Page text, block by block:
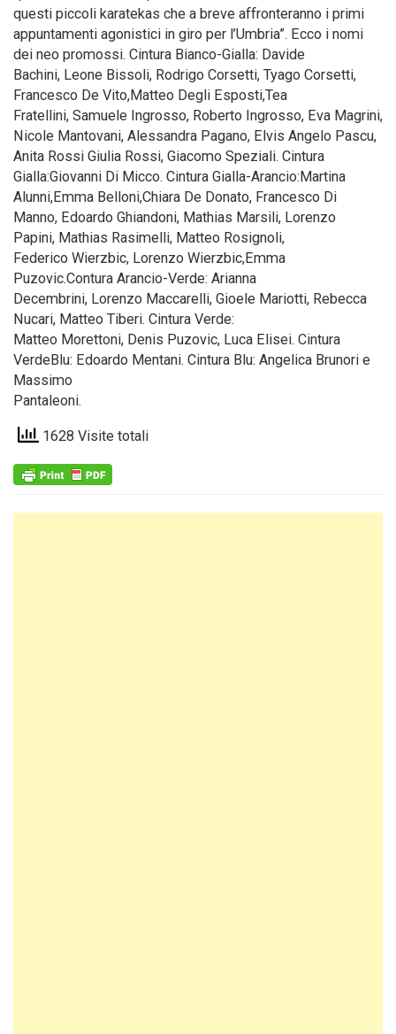
questi piccoli karatekas che a breve affronteranno i primi
appuntamenti agonistici in giro per l’Umbria”. Ecco i nomi
dei neo promossi. Cintura Bianco-Gialla: Davide
Bachini, Leone Bissoli, Rodrigo Corsetti, Tyago Corsetti,
Francesco De Vito,Matteo Degli Esposti,Tea
Fratellini, Samuele Ingrosso, Roberto Ingrosso, Eva Magrini,
Nicole Mantovani, Alessandra Pagano, Elvis Angelo Pascu,
Anita Rossi Giulia Rossi, Giacomo Speziali. Cintura
Gialla:Giovanni Di Micco. Cintura Gialla-Arancio:Martina
Alunni,Emma Belloni,Chiara De Donato, Francesco Di
Manno, Edoardo Ghiandoni, Mathias Marsili, Lorenzo
Papini, Mathias Rasimelli, Matteo Rosignoli,
Federico Wierzbic, Lorenzo Wierzbic,Emma
Puzovic.Contura Arancio-Verde: Arianna
Decembrini, Lorenzo Maccarelli, Gioele Mariotti, Rebecca
Nucari, Matteo Tiberi. Cintura Verde:
Matteo Morettoni, Denis Puzovic, Luca Elisei. Cintura
VerdeBlu: Edoardo Mentani. Cintura Blu: Angelica Brunori e
Massimo
Pantaleoni.
1628 Visite totali